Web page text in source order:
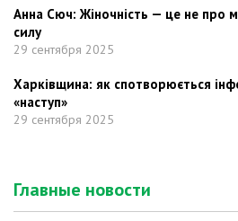
Анна Сюч: Жіночність — це не про
силу
29 сентября 2025
Харківщина: як спотворюється
«наступ»
29 сентября 2025
Главные новости